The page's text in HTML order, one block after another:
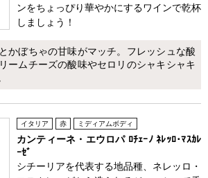
ンをちょっぴり華やかにするワインで乾杯
しましょう！
かぼちゃの甘味がマッチ。フレッシュな酸
ームチーズの酸味やセロリのシャキシャキ
イタリア 赤 ミディアムボディ
カンティーネ・エウロパ ﾛﾁｪｰﾉ ﾈﾚｯﾛ･ﾏｽｶﾚ
ｰｾﾞ
シチーリアを代表する地品種、ネレッロ・